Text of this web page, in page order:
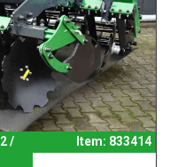
/
Item: 833414